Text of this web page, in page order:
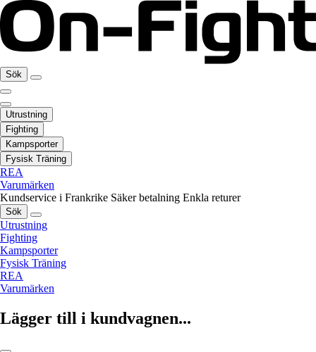
Sök
Utrustning
Fighting
Kampsporter
Fysisk Träning
REA
Varumärken
Kundservice i Frankrike Säker betalning Enkla returer
Sök
Utrustning
Fighting
Kampsporter
Fysisk Träning
REA
Varumärken
Lägger till i kundvagnen...